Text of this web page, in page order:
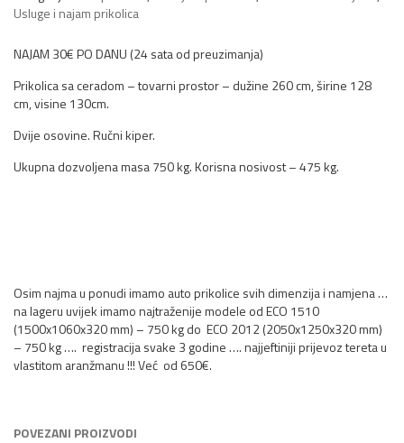
Usluge i najam prikolica
NAJAM 30€ PO DANU (24 sata od preuzimanja)
Prikolica sa ceradom – tovarni prostor – dužine 260 cm, širine 128
cm, visine 130cm.
Dvije osovine. Ručni kiper.
Ukupna dozvoljena masa 750 kg. Korisna nosivost – 475 kg.
Osim najma u ponudi imamo auto prikolice svih dimenzija i namjena …
na lageru uvijek imamo najtraženije modele od ECO 1510
(1500x1060x320 mm) – 750 kg do ECO 2012 (2050x1250x320 mm)
– 750 kg …. registracija svake 3 godine …. najjeftiniji prijevoz tereta u
vlastitom aranžmanu !!! Već od 650€.
POVEZANI PROIZVODI